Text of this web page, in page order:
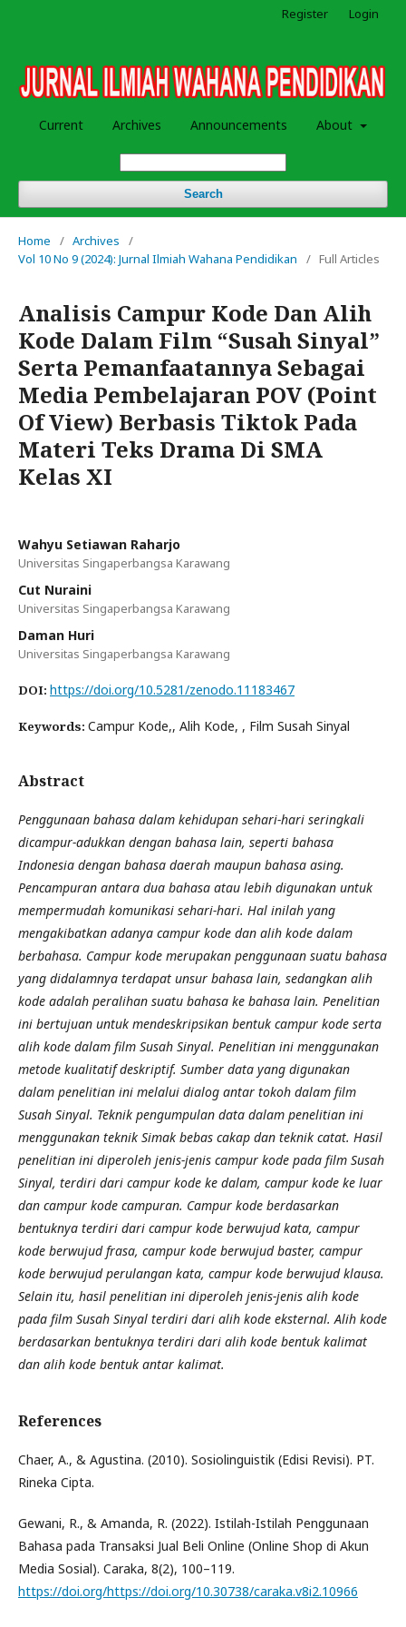
Current Archives Announcements About
Search
Register Login
Home / Archives
/
Vol 10 No 9 (2024): Jurnal Ilmiah Wahana Pendidikan
/ Full Articles
Analisis Campur Kode Dan Alih
Kode Dalam Film “Susah Sinyal”
Serta Pemanfaatannya Sebagai
Media Pembelajaran POV (Point
Of View) Berbasis Tiktok Pada
Materi Teks Drama Di SMA
Kelas XI
Wahyu Setiawan Raharjo
Universitas Singaperbangsa Karawang
Cut Nuraini
Universitas Singaperbangsa Karawang
Daman Huri
Universitas Singaperbangsa Karawang
DOI: https://doi.org/10.5281/zenodo.11183467
Keywords: Campur Kode,, Alih Kode, , Film Susah Sinyal
Abstract
Penggunaan bahasa dalam kehidupan sehari-hari seringkali
dicampur-adukkan dengan bahasa lain, seperti bahasa
Indonesia dengan bahasa daerah maupun bahasa asing.
Pencampuran antara dua bahasa atau lebih digunakan untuk
mempermudah komunikasi sehari-hari. Hal inilah yang
mengakibatkan adanya campur kode dan alih kode dalam
berbahasa. Campur kode merupakan penggunaan suatu bahasa
yang didalamnya terdapat unsur bahasa lain, sedangkan alih
kode adalah peralihan suatu bahasa ke bahasa lain. Penelitian
ini bertujuan untuk mendeskripsikan bentuk campur kode serta
alih kode dalam film Susah Sinyal. Penelitian ini menggunakan
metode kualitatif deskriptif. Sumber data yang digunakan
dalam penelitian ini melalui dialog antar tokoh dalam film
Susah Sinyal. Teknik pengumpulan data dalam penelitian ini
menggunakan teknik Simak bebas cakap dan teknik catat. Hasil
penelitian ini diperoleh jenis-jenis campur kode pada film Susah
Sinyal, terdiri dari campur kode ke dalam, campur kode ke luar
dan campur kode campuran. Campur kode berdasarkan
bentuknya terdiri dari campur kode berwujud kata, campur
kode berwujud frasa, campur kode berwujud baster, campur
kode berwujud perulangan kata, campur kode berwujud klausa.
Selain itu, hasil penelitian ini diperoleh jenis-jenis alih kode
pada film Susah Sinyal terdiri dari alih kode eksternal. Alih kode
berdasarkan bentuknya terdiri dari alih kode bentuk kalimat
dan alih kode bentuk antar kalimat.
References
Chaer, A., & Agustina. (2010). Sosiolinguistik (Edisi Revisi). PT.
Rineka Cipta.
Gewani, R., & Amanda, R. (2022). Istilah-Istilah Penggunaan
Bahasa pada Transaksi Jual Beli Online (Online Shop di Akun
Media Sosial). Caraka, 8(2), 100–119.
https://doi.org/https://doi.org/10.30738/caraka.v8i2.10966